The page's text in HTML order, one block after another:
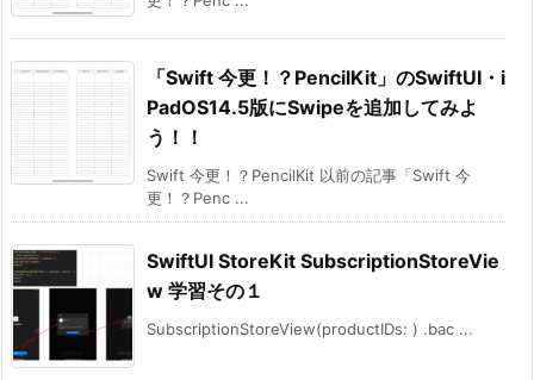
「Swift 今更！？PencilKit」のSwiftUI・i
PadOS14.5版にSwipeを追加してみよ
う！！
Swift 今更！？PencilKit 以前の記事「Swift 今
更！？Penc ...
SwiftUI StoreKit SubscriptionStoreVie
w 学習その１
SubscriptionStoreView(productIDs: ) .bac ...